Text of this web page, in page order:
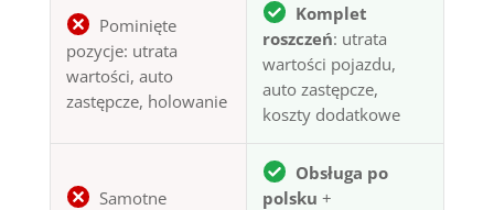
Pominięte
pozycje: utrata
wartości, auto
zastępcze, holowanie
Komplet
roszczeń: utrata
wartości pojazdu,
auto zastępcze,
koszty dodatkowe
Samotne
Obsługa po
polsku +